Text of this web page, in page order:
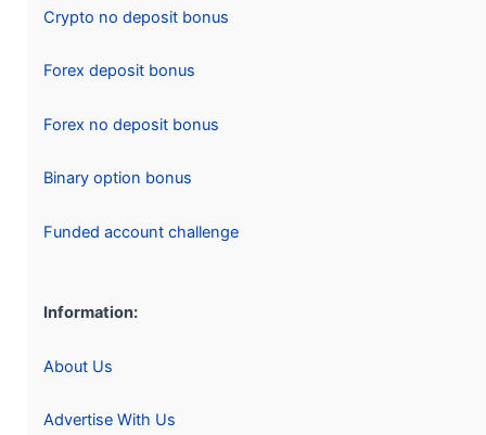
Crypto no deposit bonus
Forex deposit bonus
Forex no deposit bonus
Binary option bonus
Funded account challenge
Information:
About Us
Advertise With Us